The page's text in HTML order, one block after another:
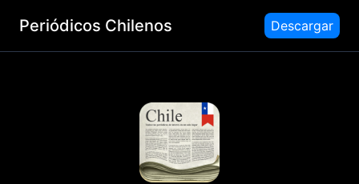
Periódicos Chilenos Descargar